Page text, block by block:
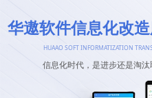
华遨软件信息化改
HUAAO SOFT INFORMATIZATION
信息化时代，是进步还是淘